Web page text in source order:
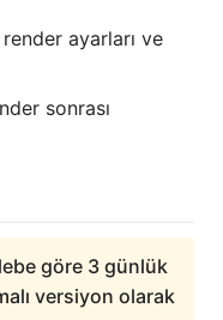
ayarları ve
sonrası
göre 3 günlük
versiyon olarak